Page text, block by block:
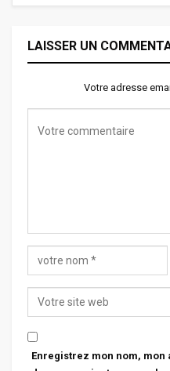
LAISSER UN
Votre adresse
Enregistrez mon nom, mon